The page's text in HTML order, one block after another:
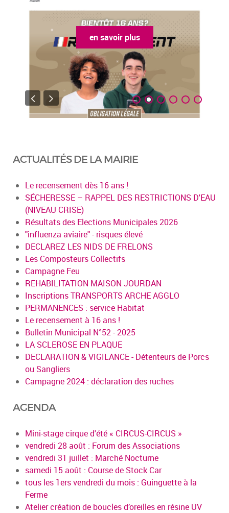
en savoir plus
ACTUALITÉS DE LA MAIRIE
Le recensement dès 16 ans !
SÉCHERESSE – RAPPEL DES RESTRICTIONS D'EAU
(NIVEAU CRISE)
Résultats des Elections Municipales 2026
"influenza aviaire" - risques élevé
DECLAREZ LES NIDS DE FRELONS
Les Composteurs Collectifs
Campagne Feu
REHABILITATION MAISON JOURDAN
Inscriptions TRANSPORTS ARCHE AGGLO
PERMANENCES : service Habitat
Le recensement à 16 ans !
Bulletin Municipal N°52 - 2025
LA SCLEROSE EN PLAQUE
DECLARATION & VIGILANCE - Détenteurs de Porcs
ou Sangliers
Campagne 2024 : déclaration des ruches
AGENDA
Mini-stage cirque d'été « CIRCUS-CIRCUS »
vendredi 28 août : Forum des Associations
vendredi 31 juillet : Marché Nocturne
samedi 15 août : Course de Stock Car
tous les 1ers vendredi du mois : Guinguette à la
Ferme
Atelier création de boucles d’oreilles en résine UV